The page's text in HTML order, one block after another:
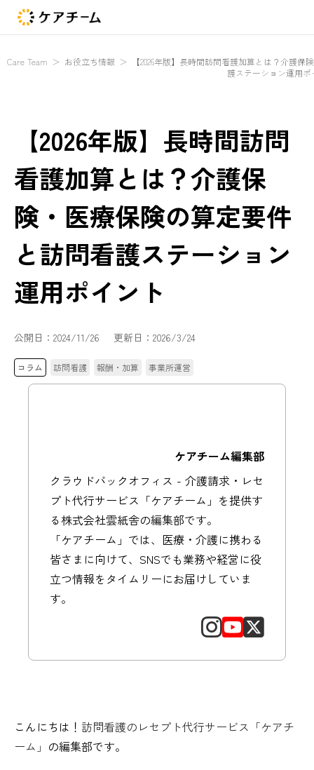
Care Team ＞ お役立ち情報 ＞
【2026年版】長時間訪問看護加算とは？介護
護ステーション運用ポ
【2026年版】長時間訪問
看護加算とは？介護保
険・医療保険の算定要件
と訪問看護ステーション
運用ポイント
公開日： 2024/11/26 更新日： 2026/3/24
コラム 訪問看護 報酬・加算 事業所運営
ケアチーム編集部
クラウドバックオフィス - 介護請求・レセ
プト代行サービス「ケアチーム」を提供す
る株式会社雲紙舎の編集部です。
「ケアチーム」では、医療・介護に携わる
皆さまに向けて、SNSでも業務や経営に役
立つ情報をタイムリーにお届けしていま
す。
こんにちは！ 訪問看護のレセプト代行サービス「ケアチ
ーム」 の編集部です。